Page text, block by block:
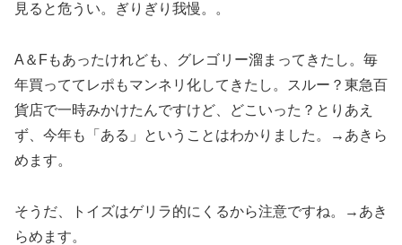
見ると危うい。ぎりぎり我慢。。
A＆Fもあったけれども、グレゴリー溜まってきたし。毎
年買っててレポもマンネリ化してきたし。スルー？東急百
貨店で一時みかけたんですけど、どこいった？とりあえ
ず、今年も「ある」ということはわかりました。→あきら
めます。
そうだ、トイズはゲリラ的にくるから注意ですね。→あき
らめます。